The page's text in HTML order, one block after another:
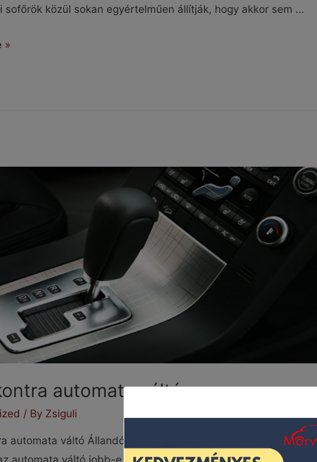
sofőrök közül sokan egyértelműen állítják, hogy akkor sem …
»
automata váltó
/ By Zsiguli
automata váltó Állandó vita tárgya az autósok között, hogy a